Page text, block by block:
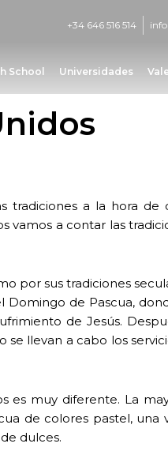
+34 646 516 514
School Universidades
tradiciones a la hora de
vamos a contar las
por sus tradiciones
Domingo de Pascua,
de Jesús.
llevan a cabo los
es muy diferente. La
de colores pastel, una
dulces.